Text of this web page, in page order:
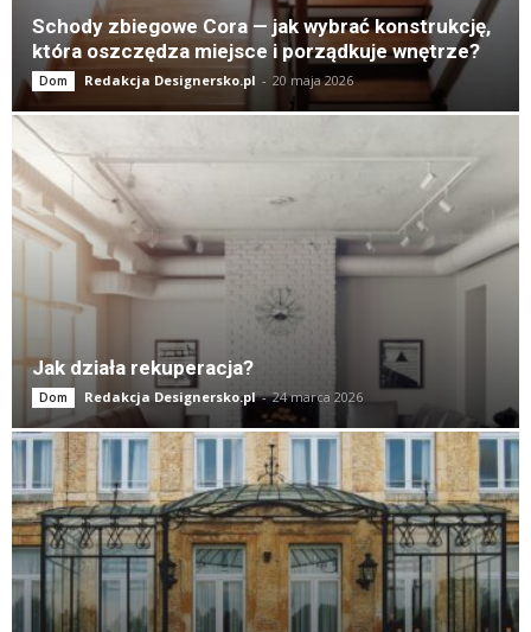
Schody zbiegowe Cora — jak wybrać konstrukcję,
która oszczędza miejsce i porządkuje wnętrze?
Dom Redakcja Designersko.pl - 20 maja 2026
Jak działa rekuperacja?
Dom Redakcja Designersko.pl - 24 marca 2026